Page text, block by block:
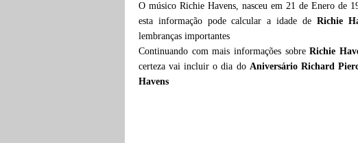
O músico Richie Havens, nasceu em 21 de Enero de
esta informação pode calcular a idade de Richie
lembranças importantes
Continuando com mais informações sobreRichie
certeza vai incluir o dia do Aniversário Richard
Havens